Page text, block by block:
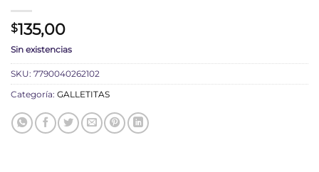
$135,00
Sin existencias
SKU: 7790040262102
Categoría: GALLETITAS